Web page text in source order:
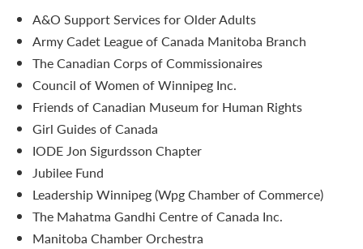
A&O Support Services for Older Adults
Army Cadet League of Canada Manitoba Branch
The Canadian Corps of Commissionaires
Council of Women of Winnipeg Inc.
Friends of Canadian Museum for Human Rights
Girl Guides of Canada
IODE Jon Sigurdsson Chapter
Jubilee Fund
Leadership Winnipeg (Wpg Chamber of Commerce)
The Mahatma Gandhi Centre of Canada Inc.
Manitoba Chamber Orchestra